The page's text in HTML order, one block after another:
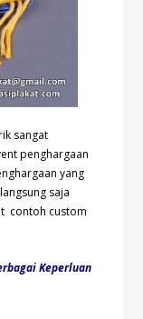
sangat
penghargaan
yang
saja
contoh custom
Keperluan